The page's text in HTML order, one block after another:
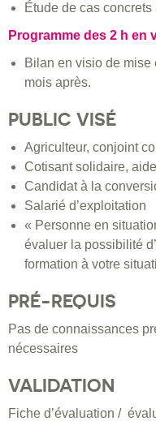
Étude de cas
Programme des 2 h en
Bilan en visio de mise
mois après.
PUBLIC VISÉ
Agriculteur, conjoint
Cotisant solidaire,
Candidat à la
Salarié d’exploitation
« Personne en
évaluer la possibilité
formation à votre
PRÉ-REQUIS
Pas de connaissances
nécessaires
VALIDATION
Fiche d’évaluation /